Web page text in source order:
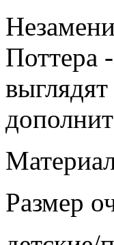
Поттера
Размер